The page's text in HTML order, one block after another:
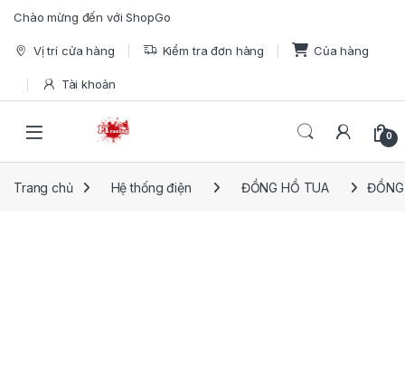
Skip to navigation
Skip to content
Chào mừng đến với ShopGo
Vị trí cửa hàng Kiểm tra đơn hàng Của hàng
Tài khoản
Open 0
Trang chủ Hệ thống điện ĐỒNG HỒ TUA